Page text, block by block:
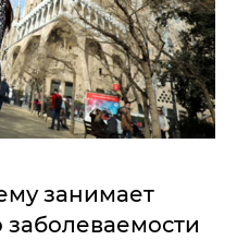
занимает